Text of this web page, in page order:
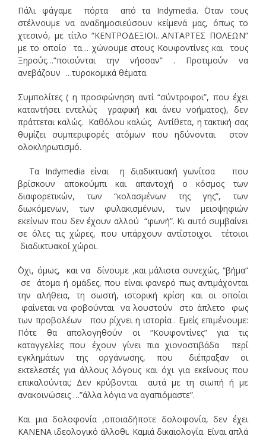
Πάλι φάγαμε πόρτα από τα Indymedia. ΄Οταν τους
στέλνουμε να αναδημοσιεύσουν κείμενά μας, όπως το
χτεσινό, με τίτλο “ΚΕΝΤΡΟΔΕΞΙΟΙ…ΑΝΤΑΡΤΕΣ ΠΟΛΕΩΝ”
με το οποίο τα… χώνουμε στους Κουφοντίνες και τους
Ξηρούς…”ποιούνται την νήσσαν” . Προτιμούν να
ανεβάζουν …τυροκομικά θέματα.
Συμπολίτες ( η προσφώνηση αντί “σύντροφοι”, που έχει
καταντήσει εντελώς γραφική και άνευ νοήματος), δεν
πράττεται καλώς. Καθόλου καλώς. Αντίθετα, η τακτική σας
θυμίζει συμπεριφορές ατόμων που ηδύνονται στον
ολοκληρωτισμό.
Τα Indymedia είναι η διαδικτυακή γωνίτσα που
βρίσκουν αποκούμπι και απαντοχή ο κόσμος των
διαφορετικών, των “κολασμένων της γης”, των
διωκόμενων, των φυλακισμένων, των μειοψηφιών
εκείνων που δεν έχουν αλλού “φωνή”. Κι αυτό συμβαίνει
σε όλες τις χώρες, που υπάρχουν αντίστοιχοι τέτοιοι
διαδικτυακοί χώροι.
΄Οχι, όμως, και να δίνουμε ,και μάλιστα συνεχώς, “βήμα”
σε άτομα ή ομάδες, που είναι φανερό πως αντιμάχονται
την αλήθεια, τη σωστή, ιστορική κρίση και οι οποίοι
φαίνεται να φοβούνται να λουστούν στο άπλετο φως
των προβολέων που ρίχνει η ιστορία . Εμείς επιμένουμε:
Πότε θα απολογηθούν οι “Κουφοντίνες” για τις
καταγγελίες που έχουν γίνει πια χιονοστιβάδα περί
εγκλημάτων της οργάνωσης, που διέπραξαν οι
εκτελεστές για άλλους λόγους και όχι για εκείνους που
επικαλούνται; Δεν κρύβονται αυτά με τη σιωπή ή με
ανακοινώσεις …”άλλα λόγια να αγαπιόμαστε”.
Και μια δολοφονία ,οποιαδήποτε δολοφονία, δεν έχει
ΚΑΝΕΝΑ ιδεολογικό άλλοθι. Καμιά δικαιολογία. Είναι απλά